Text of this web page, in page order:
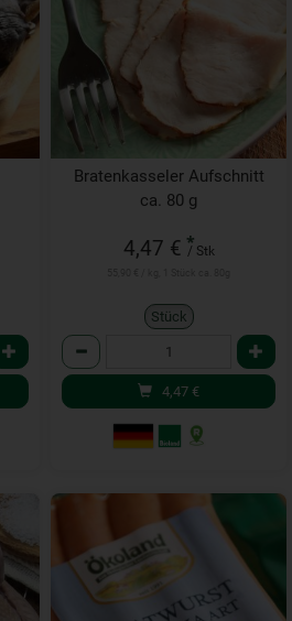
Bratenkasseler Aufschnitt
ca. 80 g
4,47 € *
/ Stk
Stück
Anzahl
4,47 €